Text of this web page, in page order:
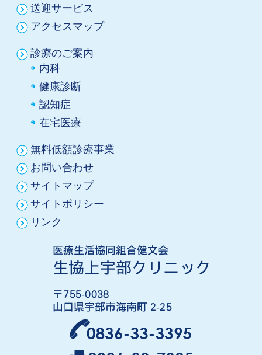
送迎サービス
アクセスマップ
診療のご案内
内科
健康診断
認知症
在宅医療
無料低額診療事業
お問い合わせ
サイトマップ
サイトポリシー
リンク